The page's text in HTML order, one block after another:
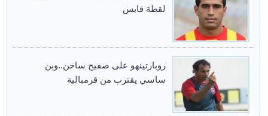
لقطة قابس
روبارتينهو على صفيح ساخن..وبن
ساسي يقترب من قرمبالية